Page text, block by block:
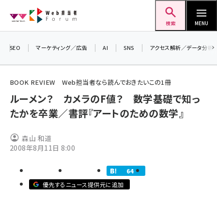
ン
検索 MENU
seo (3528)
youtube (2439)
セミナー (2308)
SEO マーケティング／広告 AI SNS アクセス解析／データ分析
BOOK REVIEW Web担当者なら読んでおきたいこの1冊
ルーメン？ カメラのF値？ 数学基礎で知っ
たかを卒業／書評『アートのための数学』
森山 和道
2008年8月11日 8:00
64
優先するニュース提供元に追加
＼ 8
生成
2026